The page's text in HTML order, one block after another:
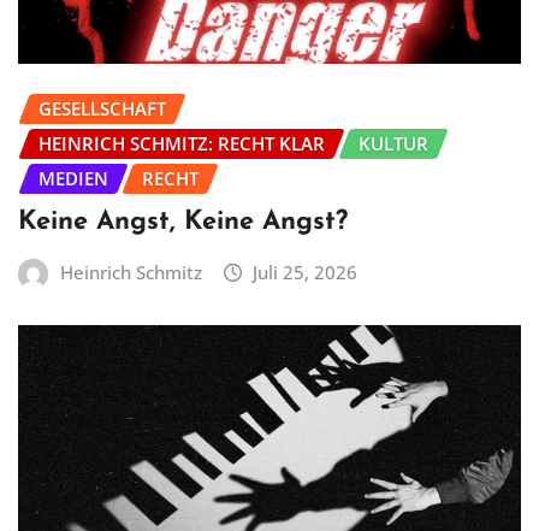
GESELLSCHAFT
HEINRICH SCHMITZ: RECHT KLAR
KULTUR
MEDIEN
RECHT
Keine Angst, Keine Angst?
Heinrich Schmitz Juli 25, 2026